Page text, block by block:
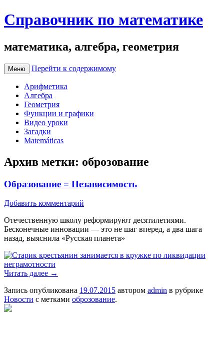
Справочник по математике
математика, алгебра, геометрия
Меню Перейти к содержимому
Арифметика
Алгебра
Геометрия
Функции и графики
Видео уроки
Загадки
Matemáticas
Архив метки: оброзование
Образование = Независимость
Добавить комментарий
Отечественную школу реформируют десятилетиями.
Бесконечные инновации — это не шаг вперед, а два шага
назад, выяснила «Русская планета»
Читать далее →
Запись опубликована 19.07.2015 автором admin в рубрике
Новости с метками оброзование.